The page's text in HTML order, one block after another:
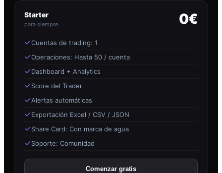
Starter
para siempre 0€
Cuentas de trading: 1
Operaciones: Hasta 50 / cuenta
Dashboard + Analytics
Score del Trader
Alertas automáticas
Exportación Excel / CSV / JSON
Share Card: Con marca de agua
Soporte: Comunidad
Comenzar gratis